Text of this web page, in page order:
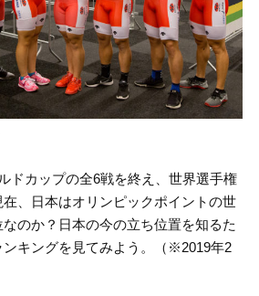
ドカップの全6戦を終え、世界選手権
在、日本はオリンピックポイントの世
のか？日本の今の立ち位置を知るた
キングを見てみよう。（※2019年2